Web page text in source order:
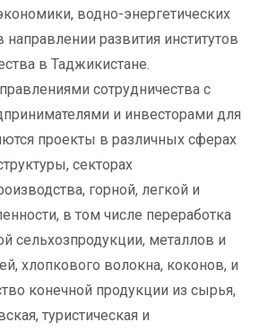
водно-энергетических
направлении развития институтов
в Таджикистане.
сотрудничества с
и инвесторами для
проекты в различных сферах
секторах
горной, легкой и
в том числе переработка
сельхозпродукции, металлов и
хлопкового волокна, коконов, и
конечной продукции из сырья,
туристическая и